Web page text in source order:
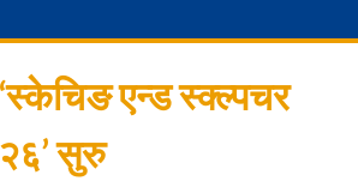
‘स्केचिङ एन्ड स्क्ल्पचर
सुरु